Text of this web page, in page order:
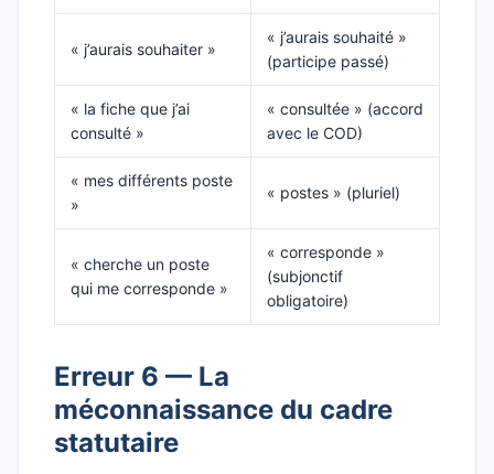
« j’aurais souhaiter »
« j’aurais souhaité »
(participe passé)
« la fiche que j’ai
consulté »
« consultée » (accord
avec le COD)
« mes différents poste
»
« postes » (pluriel)
« cherche un poste
qui me corresponde »
« corresponde »
(subjonctif
obligatoire)
Erreur 6 — La
méconnaissance du cadre
statutaire